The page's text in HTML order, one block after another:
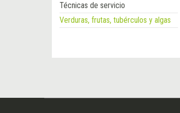
Técnicas de servicio
Verduras, frutas, tubérculos y algas